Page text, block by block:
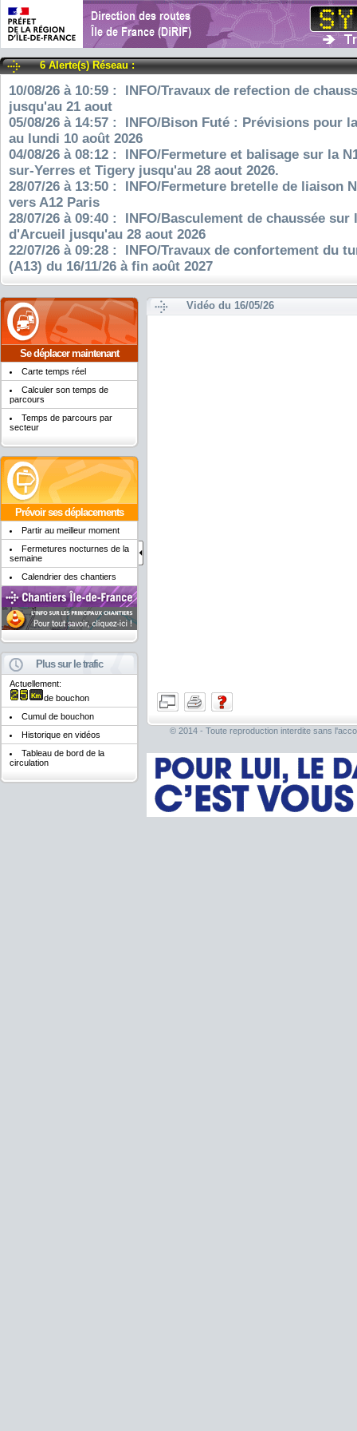
6 Alerte(s) Réseau :
10/08/26 à 10:59 : INFO/Travaux de refection de
jusqu'au 21 aout
05/08/26 à 14:57 : INFO/Bison Futé : Prévisions pour
au lundi 10 août 2026
04/08/26 à 08:12 : INFO/Fermeture et balisage sur la
sur-Yerres et Tigery jusqu'au 28 aout 2026.
28/07/26 à 13:50 : INFO/Fermeture bretelle de liaison
vers A12 Paris
28/07/26 à 09:40 : INFO/Basculement de chaussée sur
d'Arcueil jusqu'au 28 aout 2026
22/07/26 à 09:28 : INFO/Travaux de confortement du
(A13) du 16/11/26 à fin août 2027
Se déplacer maintenant
Carte temps réel
Calculer son temps de
parcours
Temps de parcours par
secteur
Prévoir ses déplacements
Partir au meilleur moment
Fermetures nocturnes de la
semaine
Calendrier des chantiers
Plus sur le trafic
Actuellement:
de bouchon
Cumul de bouchon
Historique en vidéos
Tableau de bord de la
circulation
Vidéo du 16/05/26
© 2014 - Toute reproduction interdite sans